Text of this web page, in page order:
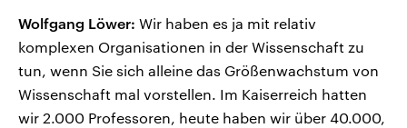
Wolfgang Löwer: Wir haben es ja mit relativ
komplexen Organisationen in der Wissenschaft zu
tun, wenn Sie sich alleine das Größenwachstum von
Wissenschaft mal vorstellen. Im Kaiserreich hatten
wir 2.000 Professoren, heute haben wir über 40.000,